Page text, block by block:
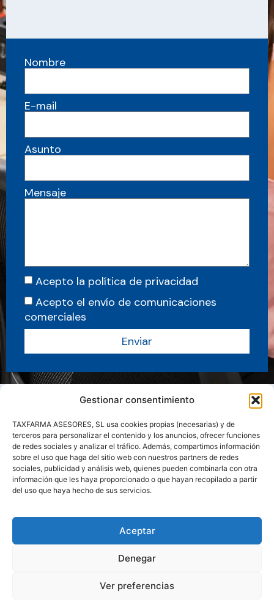
Gestionar consentimiento
TAXFARMA ASESORES, SL usa cookies propias (necesarias) y de
terceros para personalizar el contenido y los anuncios, ofrecer funciones
de redes sociales y analizar el tráfico. Además, compartimos información
sobre el uso que haga del sitio web con nuestros partners de redes
sociales, publicidad y análisis web, quienes pueden combinarla con otra
información que les haya proporcionado o que hayan recopilado a partir
del uso que haya hecho de sus servicios.
Aceptar
Denegar
Ver preferencias
Nombre
E-mail
Asunto
Mensaje
Acepto la política de privacidad
Acepto el envío de comunicaciones
comerciales
Enviar
Sobre nosotros